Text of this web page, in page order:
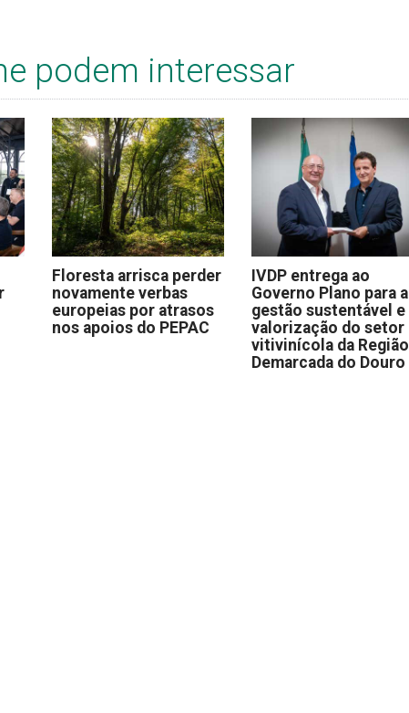
podem interessar
Floresta arrisca perder
novamente verbas
europeias por atrasos
nos apoios do PEPAC
IVDP entrega ao
Governo Plano para a
gestão sustentável e
valorização do setor
vitivinícola da Região
Demarcada do Douro